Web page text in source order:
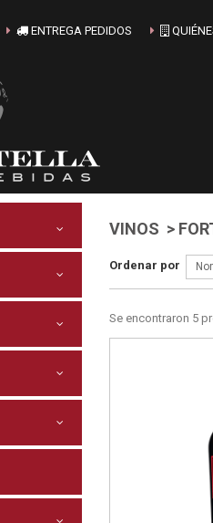
ENTREGA PEDIDOS
VINOS >
Ordenar por
Se encontraron 5